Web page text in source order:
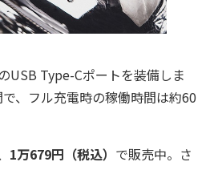
USB Type-Cポートを装備しま
、フル充電時の稼働時間は約60
1万679円（税込） で販売中。さ